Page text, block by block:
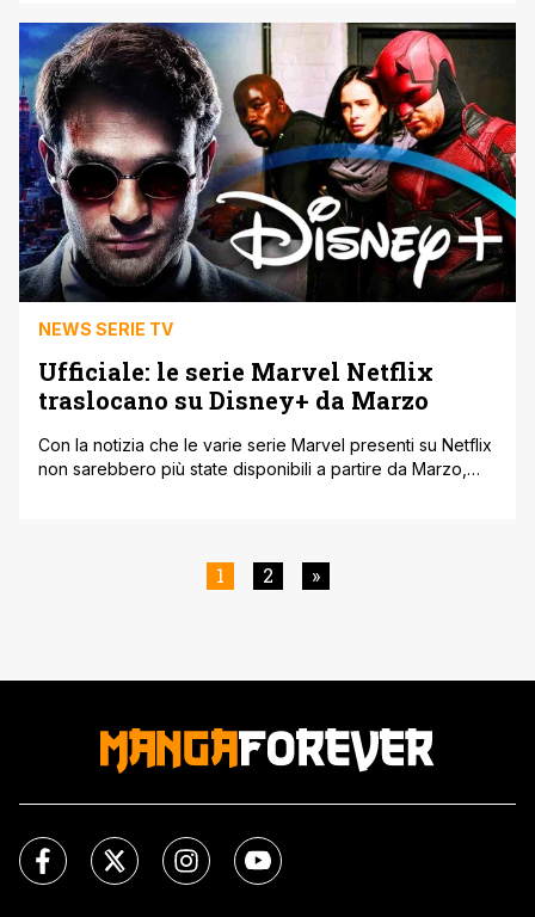
Avengers composto da varianti dei più noti eroi
provenienti da ogni angolo del Multiverso. Tra i vari titoli
annunciati [']
NEWS SERIE TV
Ufficiale: le serie Marvel Netflix
traslocano su Disney+ da Marzo
Con la notizia che le varie serie Marvel presenti su Netflix
non sarebbero più state disponibili a partire da Marzo,
Movie Podcast, ha ufficialmente confermato che gli
1 2 »